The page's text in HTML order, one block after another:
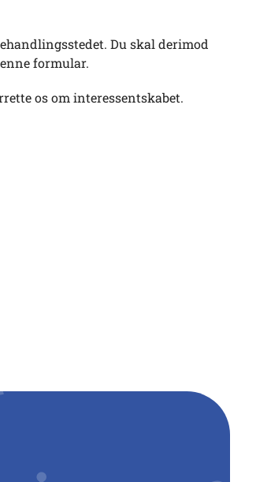
Du skal derimod
formular.
os om interessentskabet.